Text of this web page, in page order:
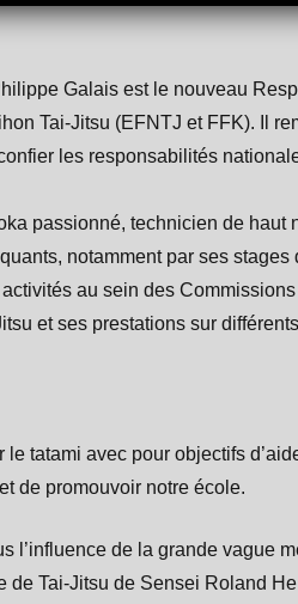
Galais est le nouveau
Tai-Jitsu (EFNTJ et FFK). Il
les responsabilités
passionné, technicien de haut
notamment par ses
au sein des
et ses prestations sur
tatami avec pour objectifs
de promouvoir notre école.
l’influence de la grande vague
Tai-Jitsu de Sensei Roland